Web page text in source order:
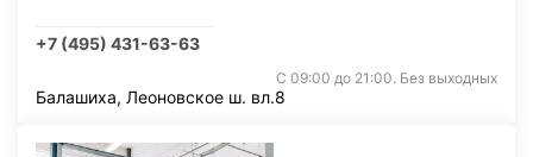
+7 (495) 431-63-63
С 09:00 до 21:00. Без выходных
Балашиха, Леоновское ш. вл.8